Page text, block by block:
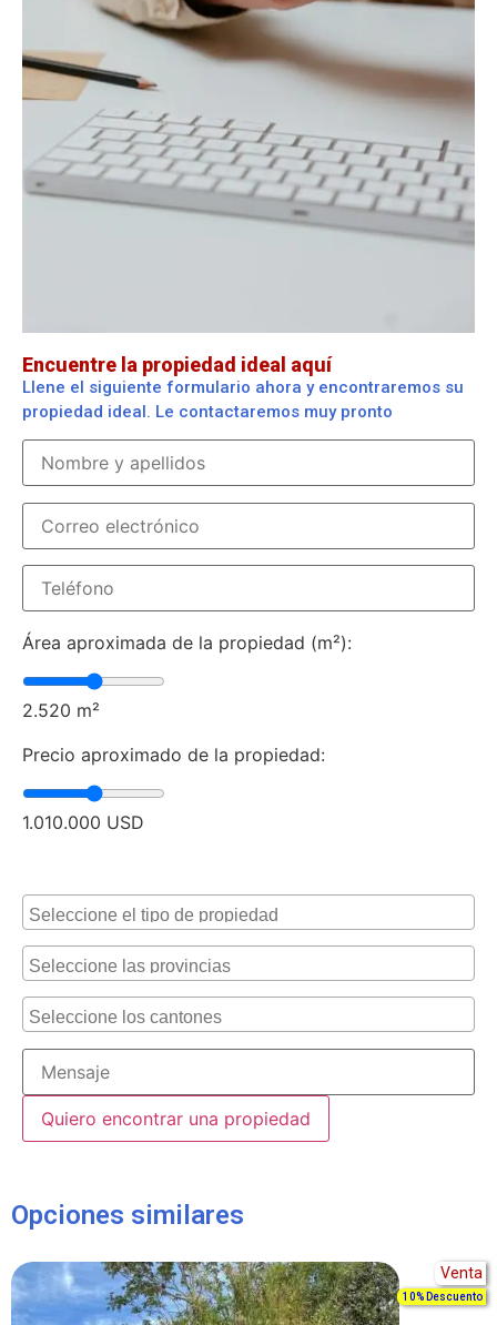
Encuentre la propiedad ideal aquí
Llene el siguiente formulario ahora y encontraremos su
propiedad ideal. Le contactaremos muy pronto
Área aproximada de la propiedad (m²):
2.520 m²
Precio aproximado de la propiedad:
1.010.000 USD
Opciones similares
Venta
10% Descuento